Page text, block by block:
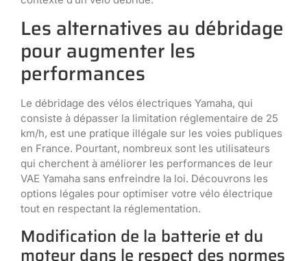
Les alternatives au débridage
pour augmenter les
performances
Le débridage des vélos électriques Yamaha, qui
consiste à dépasser la limitation réglementaire de 25
km/h, est une pratique illégale sur les voies publiques
en France. Pourtant, nombreux sont les utilisateurs
qui cherchent à améliorer les performances de leur
VAE Yamaha sans enfreindre la loi. Découvrons les
options légales pour optimiser votre vélo électrique
tout en respectant la réglementation.
Modification de la batterie et du
moteur dans le respect des normes